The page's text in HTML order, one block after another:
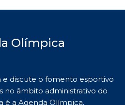
Olímpica
e discute o fomento esportivo
no âmbito administrativo do
é a Agenda Olímpica.